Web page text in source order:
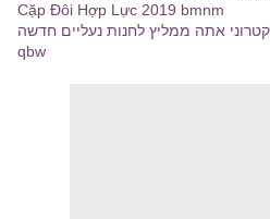
Cặp Đôi Hợp Lực 2019 bmnm
אתה ממליץ לחנות נעליים חדשה?
qbw